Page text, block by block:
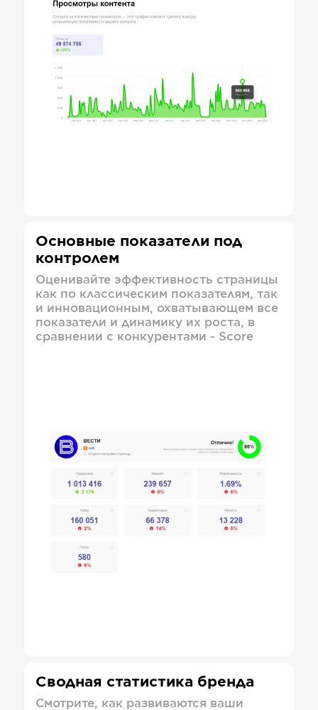
Основные показатели под
контролем
Оценивайте эффективность страницы
как по классическим показателям, так
и инновационным, охватывающем все
показатели и динамику их роста, в
сравнении с конкурентами - Score
Сводная статистика бренда
Смотрите, как развиваются ваши